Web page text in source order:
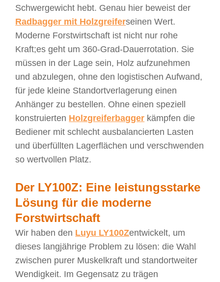
Schwergewicht hebt. Genau hier beweist der
Radbagger mit Holzgreiferseinen Wert.
Moderne Forstwirtschaft ist nicht nur rohe
Kraft;es geht um 360-Grad-Dauerrotation. Sie
müssen in der Lage sein, Holz aufzunehmen
und abzulegen, ohne den logistischen Aufwand,
für jede kleine Standortverlagerung einen
Anhänger zu bestellen. Ohne einen speziell
konstruierten Holzgreiferbagger kämpfen die
Bediener mit schlecht ausbalancierten Lasten
und überfüllten Lagerflächen und verschwenden
so wertvollen Platz.
Der LY100Z: Eine leistungsstarke
Lösung für die moderne
Forstwirtschaft
Wir haben den Luyu LY100Zentwickelt, um
dieses langjährige Problem zu lösen: die Wahl
zwischen purer Muskelkraft und standortweiter
Wendigkeit. Im Gegensatz zu trägen